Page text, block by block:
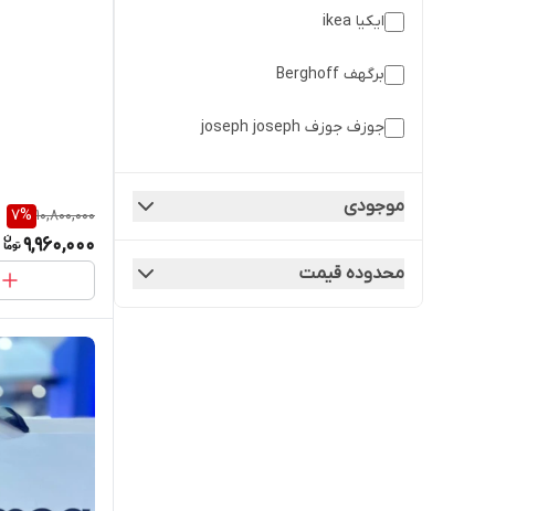
ایکیا ikea
برگهف Berghoff
جوزف جوزف joseph joseph
نینجا Ninja
موجودی
محدوده قیمت
10,800,000
7%
9,960,000